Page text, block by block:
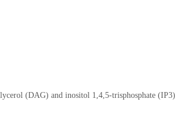
(DAG) and inositol 1,4,5-trisphosphate